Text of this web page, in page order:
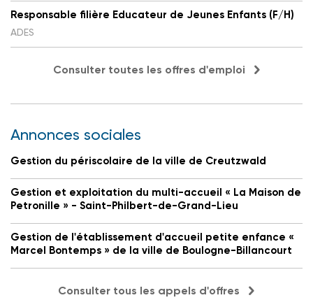
Responsable filière Educateur de Jeunes Enfants (F/H)
ADES
Consulter toutes les offres d'emploi
Annonces sociales
Gestion du périscolaire de la ville de Creutzwald
Gestion et exploitation du multi-accueil « La Maison de
Petronille » - Saint-Philbert-de-Grand-Lieu
Gestion de l'établissement d'accueil petite enfance «
Marcel Bontemps » de la ville de Boulogne-Billancourt
Consulter tous les appels d'offres